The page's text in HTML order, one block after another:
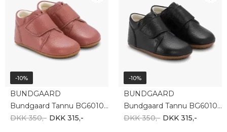
-10%
BUNDGAARD
Bundgaard Tannu BG601054-3169
DKK 350,- DKK 315,-
-10%
BUNDGAARD
Bundgaard Tannu BG601054-1199
DKK 350,- DKK 315,-